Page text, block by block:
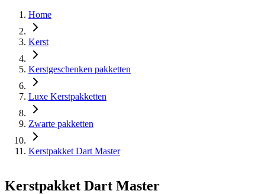
Home
Kerst
Kerstgeschenken pakketten
Luxe Kerstpakketten
Zwarte pakketten
Kerstpakket Dart Master
Kerstpakket Dart Master